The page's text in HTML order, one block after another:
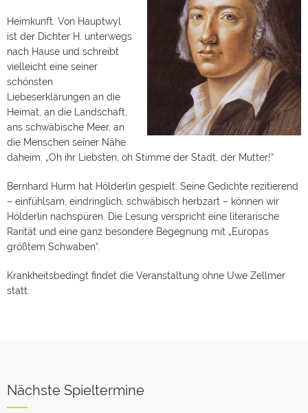
Heimkunft. Von Hauptwyl
ist der Dichter H. unterwegs
nach Hause und schreibt
vielleicht eine seiner
schönsten
Liebeserklärungen an die
Heimat, an die Landschaft,
ans schwäbi­sche Meer, an
die Menschen seiner Nähe
daheim: „Oh ihr Liebsten, oh Stimme der Stadt, der Mutter!“
Bernhard Hurm hat Hölderlin gespielt. Seine Gedichte rezitierend
– einfühlsam, eindringlich, schwäbisch herbzart – können wir
Hölderlin nachspüren. Die Lesung verspricht eine literarische
Rarität und eine ganz besondere Begegnung mit „Europas
größtem Schwaben“.
Krankheitsbedingt findet die Veranstaltung ohne Uwe Zellmer
statt.
Nächste Spieltermine